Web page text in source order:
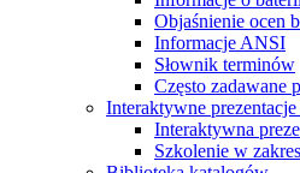
Objaśnienie ocen
Informacje ANSI
Słownik terminów
Często zadawane
Interaktywne
Interaktywna
Szkolenie w